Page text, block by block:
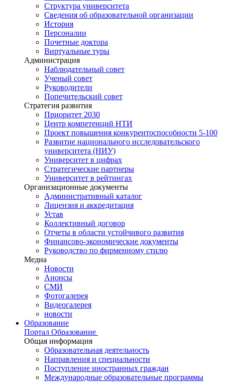
Структура университета
Сведения об образовательной организации
История
Персоналии
Почетные доктора
Виртуальные туры
Администрация
Наблюдательный совет
Ученый совет
Руководители
Попечительский совет
Стратегия развития
Приоритет 2030
Центр компетенций НТИ
Проект повышения конкурентоспособности 5-100
Развитие национального исследовательского
университета (НИУ)
Университет в цифрах
Стратегические партнеры
Университет в рейтингах
Организационные документы
Административный каталог
Лицензия и аккредитация
Устав
Коллективный договор
Отчеты в области устойчивого развития
Финансово-экономические документы
Руководство по фирменному стилю
Медиа
Новости
Анонсы
СМИ
Фотогалерея
Видеогалерея
новости
Образование
Портал Образование
Общая информация
Образовательная деятельность
Направления и специальности
Поступление иностранных граждан
Международные образовательные программы